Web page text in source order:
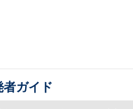
者ガイド